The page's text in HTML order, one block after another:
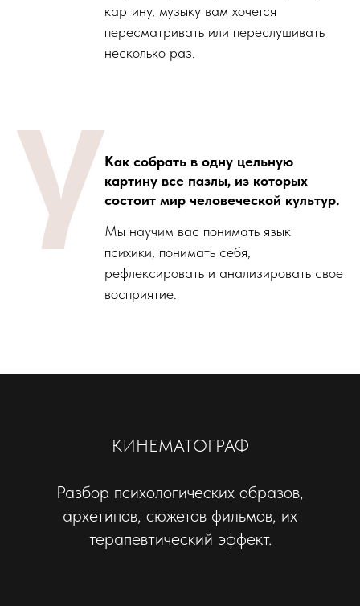
картину, музыку вам хочется
пересматривать или переслушивать
несколько раз.
Как собрать в одну цельную
картину все пазлы, из которых
состоит мир человеческой культур.
Мы научим вас понимать язык
психики, понимать себя,
рефлексировать и анализировать свое
восприятие.
γ
КИНЕМАТОГРАФ
Разбор психологических образов,
архетипов, сюжетов фильмов, их
терапевтический эффект.